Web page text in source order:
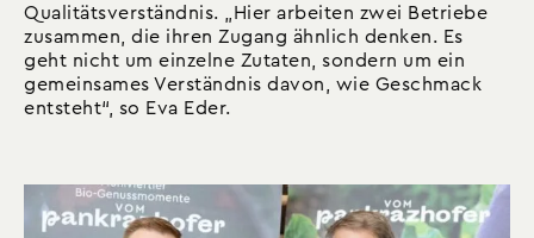
Qualitätsverständnis. „Hier arbeiten zwei Betriebe
zusammen, die ihren Zugang ähnlich denken. Es
geht nicht um einzelne Zutaten, sondern um ein
gemeinsames Verständnis davon, wie Geschmack
entsteht“, so Eva Eder.